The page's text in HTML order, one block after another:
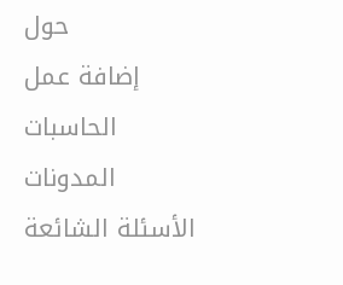
حول
إضافة عمل
الحاسبات
المدونات
الأسئلة الشائعة